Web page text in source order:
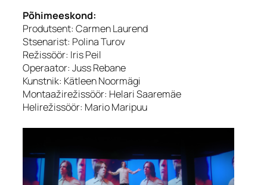
Põhimeeskond:
Produtsent: Carmen Laurend
Stsenarist: Polina Turov
Režissöör: Iris Peil
Operaator: Juss Rebane
Kunstnik: Kätleen Noormägi
Montaažirežissöör: Helari Saaremäe
Helirežissöör: Mario Maripuu